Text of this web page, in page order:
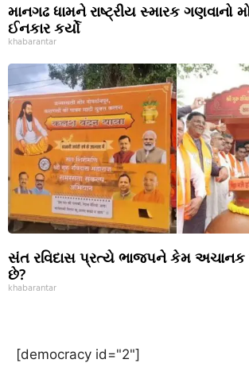
માનગઢ ધામને રાષ્ટ્રીય સ્મારક ગણવાનો
ઈનકાર કર્યો
khabarantar
સંત રવિદાસ પ્રત્યે ભાજપને કેમ અચાનક
છે?
khabarantar
[democracy id="2"]